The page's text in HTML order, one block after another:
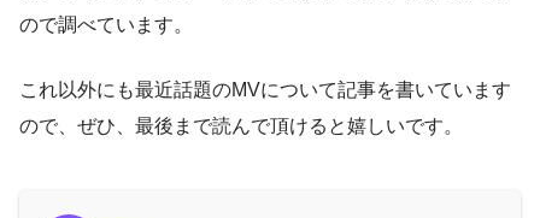
ので調べています。
これ以外にも最近話題のMVについて記事を書いています
ので、ぜひ、最後まで読んで頂けると嬉しいです。